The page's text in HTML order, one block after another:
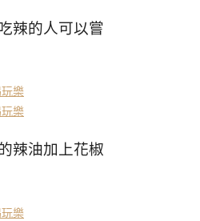
辣的人可以嘗
辣油加上花椒